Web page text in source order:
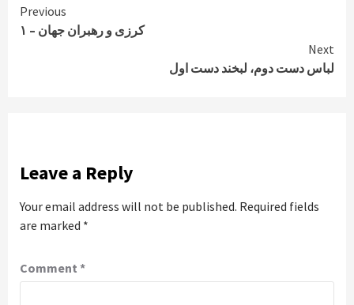
Continue
Reading
Previous
کرزی و رهبران جهان – ۱
Next
لباس دست دوم، لبخند دست اول
Leave a Reply
Your email address will not be published. Required fields
are marked *
Comment *